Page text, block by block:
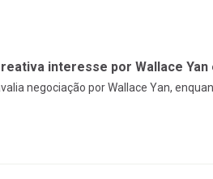
interesse por Wallace
negociação por Wallace Yan,